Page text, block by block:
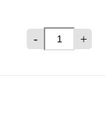
- +